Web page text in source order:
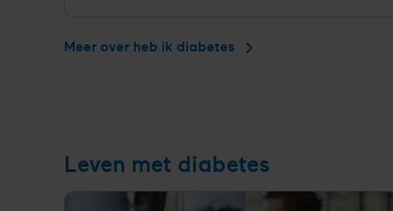
Meer over heb ik diabetes
Leven met diabetes